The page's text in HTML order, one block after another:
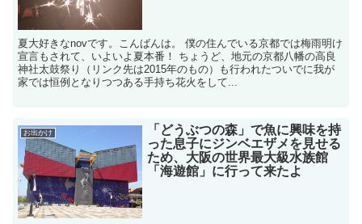
夏大好きなnovです。こんばんは。 僕の住んでいる京都では梅雨明け
宣言もされて、いよいよ夏本番！ ちょうど、地元の京都八幡の高良
神社太鼓祭り（リンク先は2015年のもの）も行われたついでに我が
家では恒例となりつつある手持ち花火をして...
お出かけ
「どうぶつの森」で魚に興味を持
った息子にジンベエザメを見せる
ため、大阪の世界最大級水族館
「海遊館」に行って来たよ